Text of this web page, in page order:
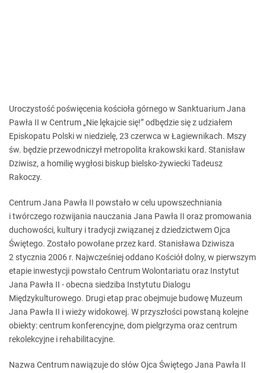
Uroczystość poświęcenia kościoła górnego w Sanktuarium Jana
Pawła II w Centrum „Nie lękajcie się!” odbędzie się z udziałem
Episkopatu Polski w niedzielę, 23 czerwca w Łagiewnikach. Mszy
św. będzie przewodniczył metropolita krakowski kard. Stanisław
Dziwisz, a homilię wygłosi biskup bielsko-żywiecki Tadeusz
Rakoczy.
Centrum Jana Pawła II powstało w celu upowszechniania
i twórczego rozwijania nauczania Jana Pawła II oraz promowania
duchowości, kultury i tradycji związanej z dziedzictwem Ojca
Świętego. Zostało powołane przez kard. Stanisława Dziwisza
2 stycznia 2006 r. Najwcześniej oddano Kościół dolny, w pierwszym
etapie inwestycji powstało Centrum Wolontariatu oraz Instytut
Jana Pawła II - obecna siedziba Instytutu Dialogu
Międzykulturowego. Drugi etap prac obejmuje budowę Muzeum
Jana Pawła II i wieży widokowej. W przyszłości powstaną kolejne
obiekty: centrum konferencyjne, dom pielgrzyma oraz centrum
rekolekcyjne i rehabilitacyjne.
Nazwa Centrum nawiązuje do słów Ojca Świętego Jana Pawła II